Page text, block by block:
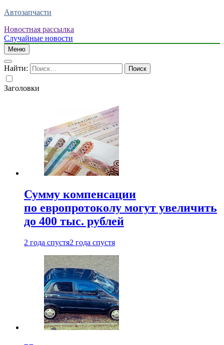
Автозапчасти
Новостная рассылка
Случайные новости
Меню
Найти:
Заголовки
Сумму компенсации
по европротоколу могут увеличить
до 400 тыс. рублей
2 года спустя2 года спустя